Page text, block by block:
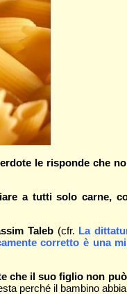
le risponde che
a tutti solo carne,
Taleb (cfr. La
corretto è una
che il suo figlio non
perché il bambino